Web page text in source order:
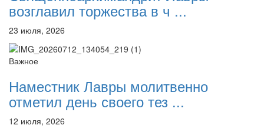
возглавил торжества в ч ...
23 июля, 2026
Важное
Наместник Лавры молитвенно
отметил день своего тез ...
12 июля, 2026